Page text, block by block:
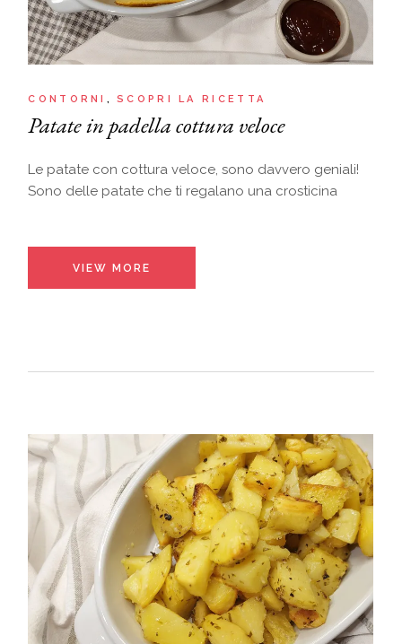
CONTORNI SCOPRI LA RICETTA
Patate in padella cottura veloce
Le patate con cottura veloce, sono davvero geniali!
Sono delle patate che ti regalano una crosticina
VIEW MORE